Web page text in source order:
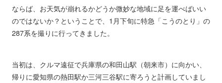
ならば、お天気が崩れるかどうか微妙な地域に足を運べばいい
のではないか？ということで、1月下旬に特急「こうのとり」の
287系を撮りに行ってきました。
当初は、クルマ遠征で兵庫県の和田山駅（朝来市）に向かい、
帰りに愛知県の熱田駅か三河三谷駅に寄ろうと計画していまし